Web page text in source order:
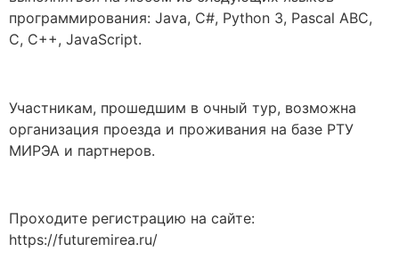
программирования: Java, C#, Python 3, Pascal ABC,
C, C++, JavaScript.
Участникам, прошедшим в очный тур, возможна
организация проезда и проживания на базе РТУ
МИРЭА и партнеров.
Проходите регистрацию на сайте:
https://futuremirea.ru/